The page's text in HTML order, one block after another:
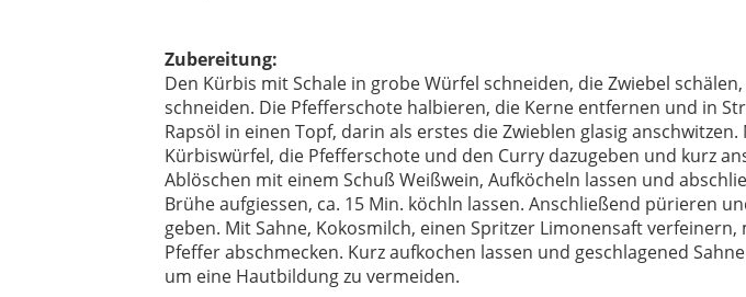
Zubereitung:
Den Kürbis mit Schale in grobe Würfel schneiden, die Zwiebel
schneiden. Die Pfefferschote halbieren, die Kerne entfernen und in
Rapsöl in einen Topf, darin als erstes die Zwieblen glasig anschwitzen.
Kürbiswürfel, die Pfefferschote und den Curry dazugeben und kurz
Ablöschen mit einem Schuß Weißwein, Aufköcheln lassen und
Brühe aufgiessen, ca. 15 Min. köchln lassen. Anschließend pürieren
geben. Mit Sahne, Kokosmilch, einen Spritzer Limonensaft verfeinern,
Pfeffer abschmecken. Kurz aufkochen lassen und geschlagened
um eine Hautbildung zu vermeiden.